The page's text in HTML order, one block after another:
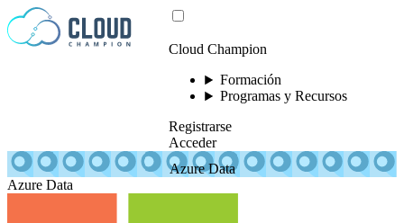
Saltar al contenido
Cloud Champion
Formación
Programas y Recursos
Registrarse
Acceder
Azure Data
Azure Data